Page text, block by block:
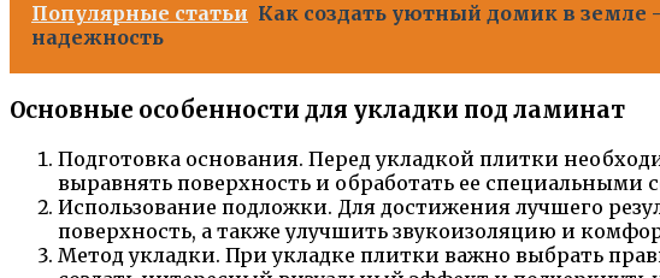
Популярные статьи Как создать уютный домик в
надежность
Основные особенности для укладки под ламинат
Подготовка основания. Перед укладкой плитки
выравнять поверхность и обработать ее специальными
Использование подложки. Для достижения лучшего
поверхность, а также улучшить звукоизоляцию и
Метод укладки. При укладке плитки важно выбрать